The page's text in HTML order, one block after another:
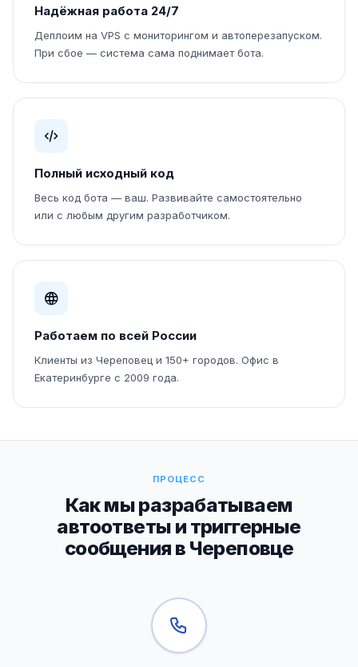
Надёжная работа 24/7
Деплоим на VPS с мониторингом и автоперезапуском.
При сбое — система сама поднимает бота.
Полный исходный код
Весь код бота — ваш. Развивайте самостоятельно
или с любым другим разработчиком.
Работаем по всей России
Клиенты из Череповец и 150+ городов. Офис в
Екатеринбурге с 2009 года.
ПРОЦЕСС
Как мы разрабатываем
автоответы и триггерные
сообщения в Череповце